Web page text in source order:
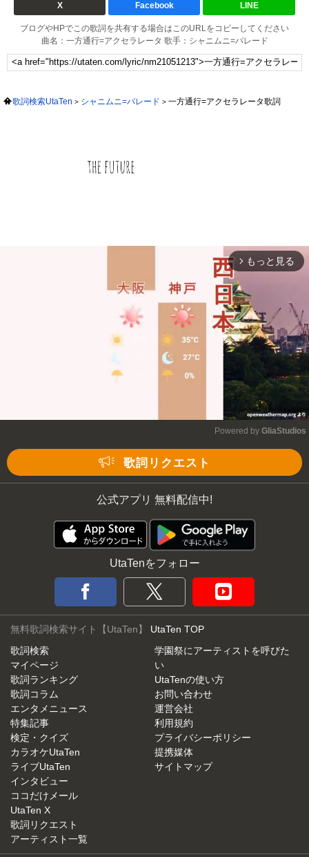
X Facebook LINE
ブログやHPでこの歌詞を共有する場合はこのURLをコピーしてください
曲名：一方通行=アクセラレータ 歌手：シャニムニ=パレード
歌詞検索UtaTen シャニムニ=パレード 一方通行=アクセラレータ歌詞
arrow_forward_ios もっと見る
Powered by GliaStudios
歌詞リクエスト
公式アプリ 無料配信中!
UtaTenをフォロー
無料歌詞検索サイト【UtaTen】 UtaTen TOP
歌詞検索
マイページ
歌詞ランキング
歌詞コラム
エンタメニュース
特集記事
検定・クイズ
カラオケUtaTen
ライブUtaTen
インタビュー
ココだけメール
UtaTen X
歌詞リクエスト
アーティスト一覧
学園祭にアーティストを呼びた
い
UtaTenの使い方
お問い合わせ
運営会社
利用規約
プライバシーポリシー
提携媒体
サイトマップ